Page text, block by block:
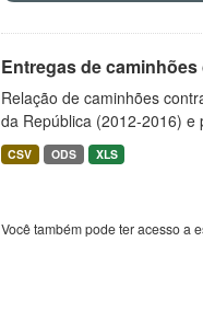
Entregas de
Relação de caminhões
da República (2012-2016) e
CSV ODS XLS
Você também pode ter acesso a